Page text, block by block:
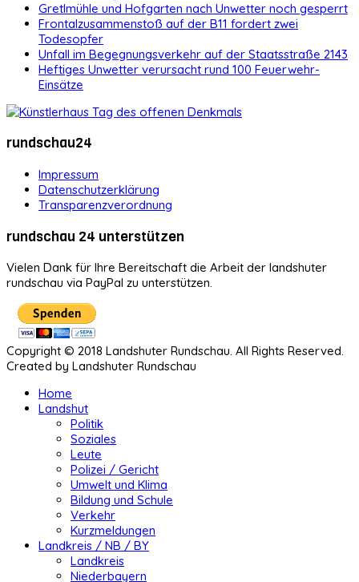
Gretlmühle und Hofgarten nach Unwetter noch gesperrt
Frontalzusammenstoß auf der B11 fordert zwei
Todesopfer
Unfall im Begegnungsverkehr auf der Staatsstraße 2143
Heftiges Unwetter verursacht rund 100 Feuerwehr-
Einsätze
rundschau24
Impressum
Datenschutzerklärung
Transparenzverordnung
rundschau 24 unterstützen
Vielen Dank für Ihre Bereitschaft die Arbeit der landshuter
rundschau via PayPal zu unterstützen.
Copyright © 2018 Landshuter Rundschau. All Rights Reserved.
Created by Landshuter Rundschau
Home
Landshut
Politik
Soziales
Leute
Polizei / Gericht
Umwelt und Klima
Bildung und Schule
Verkehr
Kurzmeldungen
Landkreis / NB / BY
Landkreis
Niederbayern